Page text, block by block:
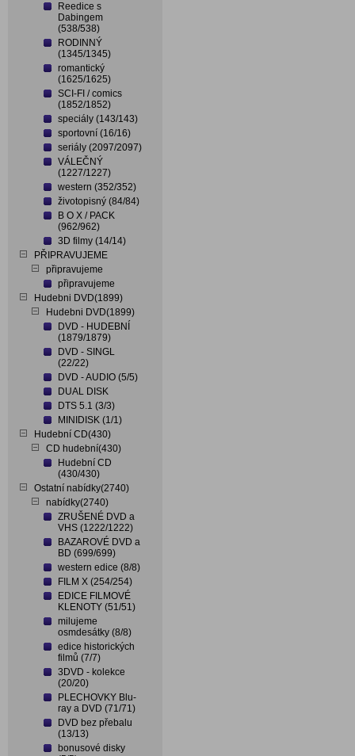
Reedice s
Dabingem
(538/538)
RODINNÝ
(1345/1345)
romantický
(1625/1625)
SCI-FI / comics
(1852/1852)
speciály (143/143)
sportovní (16/16)
seriály (2097/2097)
VÁLEČNÝ
(1227/1227)
western (352/352)
životopisný (84/84)
B O X / PACK
(962/962)
3D filmy (14/14)
PŘIPRAVUJEME
připravujeme
připravujeme
Hudebni DVD(1899)
Hudebni DVD(1899)
DVD - HUDEBNÍ
(1879/1879)
DVD - SINGL
(22/22)
DVD - AUDIO (5/5)
DUAL DISK
DTS 5.1 (3/3)
MINIDISK (1/1)
Hudební CD(430)
CD hudební(430)
Hudební CD
(430/430)
Ostatní nabídky(2740)
nabídky(2740)
ZRUŠENÉ DVD a
VHS (1222/1222)
BAZAROVÉ DVD a
BD (699/699)
western edice (8/8)
FILM X (254/254)
EDICE FILMOVÉ
KLENOTY (51/51)
milujeme
osmdesátky (8/8)
edice historických
filmů (7/7)
3DVD - kolekce
(20/20)
PLECHOVKY Blu-
ray a DVD (71/71)
DVD bez přebalu
(13/13)
bonusové disky